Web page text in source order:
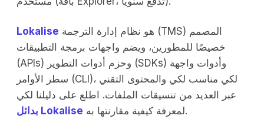
‍Lokalise
خصيصًا للمطورين، ويضم واجهات برمجة التطبيقات
(APIs) وحزم أدوات التطوير (SDKs) وأدوات واجهة
سطر الأوامر (CLI)، لكي مناسب لكي والمحتوى التقني
عبر العديد من تنسيقات الملفات. اطلع على دليلنا لكي
بدائل Lokalise
لمعرفة كيفية مقارنتها به.